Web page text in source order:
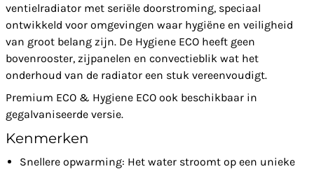
ventielradiator met seriële doorstroming, speciaal
ontwikkeld voor omgevingen waar hygiëne en veiligheid
van groot belang zijn. De Hygiene ECO heeft geen
bovenrooster, zijpanelen en convectieblik wat het
onderhoud van de radiator een stuk vereenvoudigt.
Premium ECO & Hygiene ECO ook beschikbaar in
gegalvaniseerde versie.
Kenmerken
Snellere opwarming: Het water stroomt op een unieke